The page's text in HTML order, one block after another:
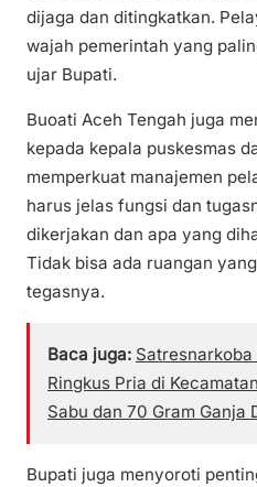
dijaga dan ditingkatkan.
wajah pemerintah yang
ujar Bupati.
Buoati Aceh Tengah juga
kepada kepala puskesmas
memperkuat manajemen
harus jelas fungsi dan
dikerjakan dan apa yang
Tidak bisa ada ruangan
tegasnya.
Baca juga:
Ringkus Pria di
Sabu dan 70 Gram Ganja
Bupati juga menyoroti